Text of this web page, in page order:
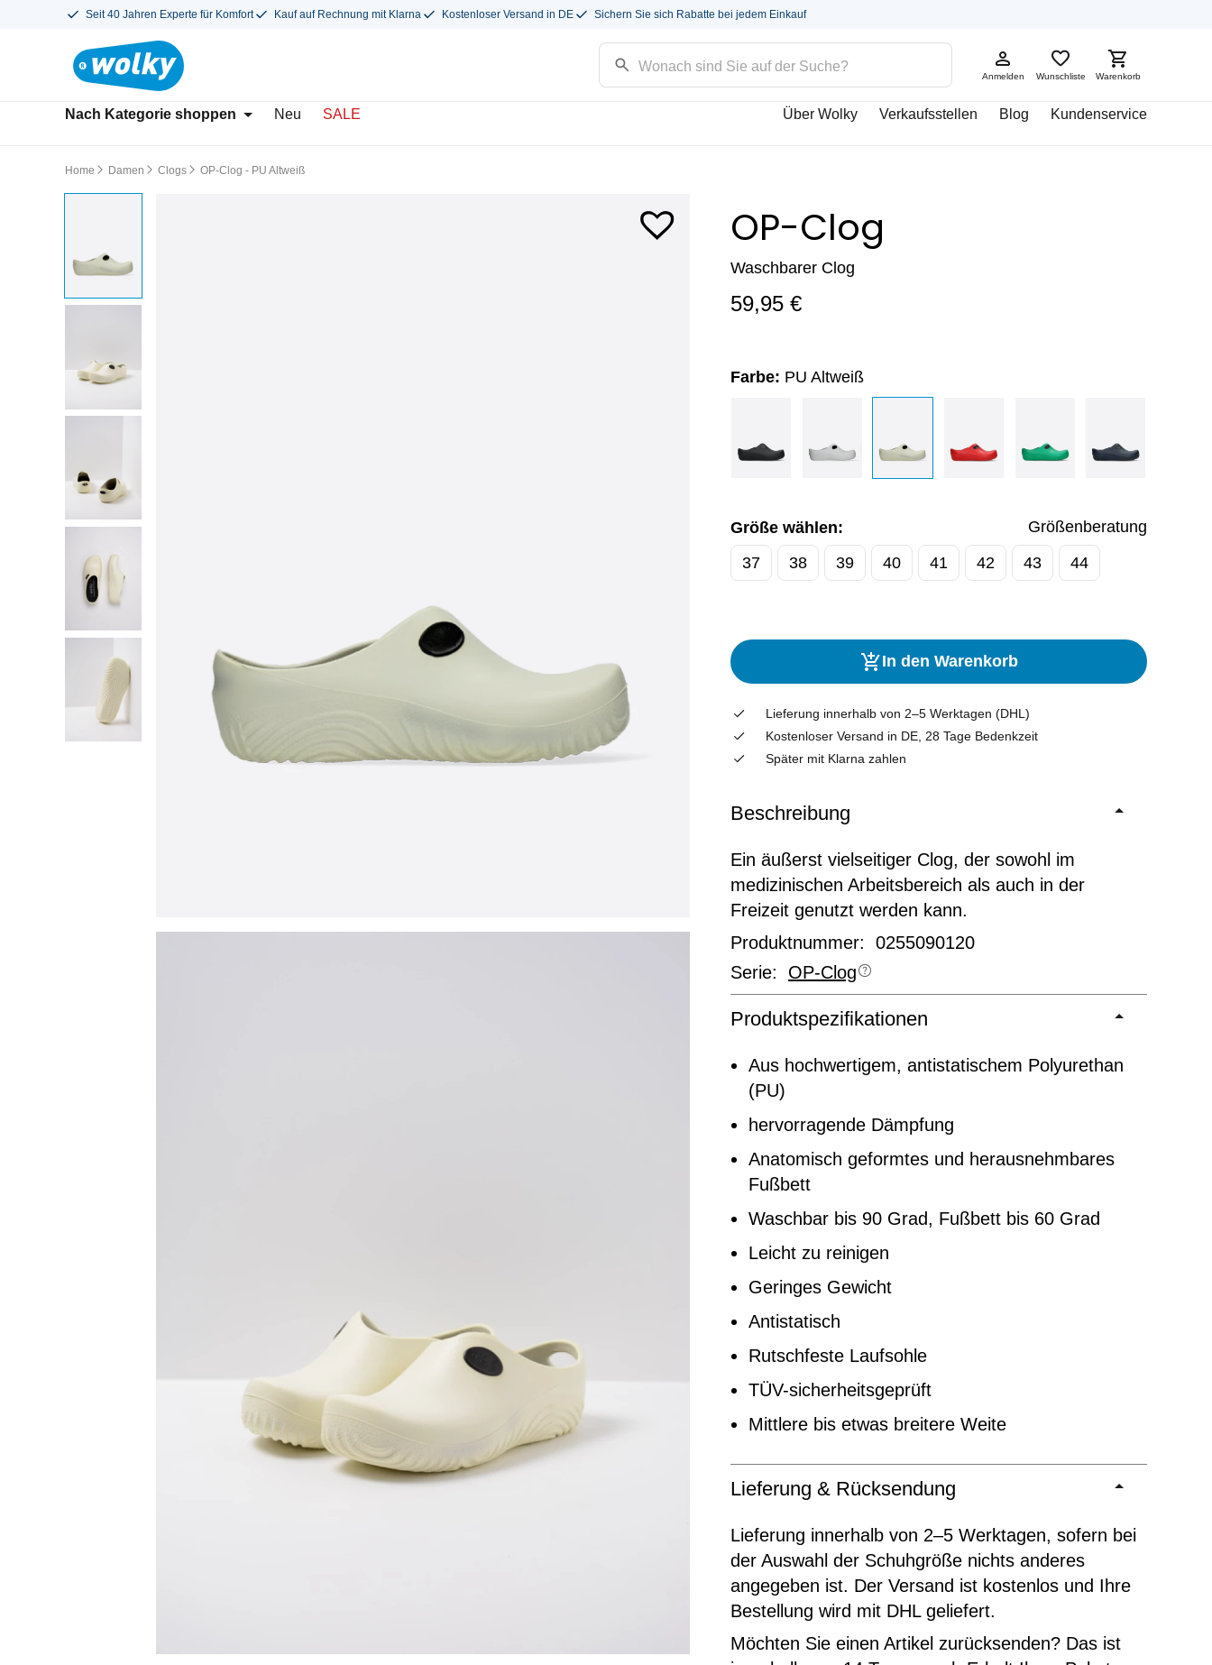
Seit 40 Jahren Experte für Komfort Kauf auf Rechnung mit Klarna Kostenloser Versand in DE Sichern Sie sich Rabatte bei jedem Einkauf
Anmelden Wunschliste Warenkorb
Nach Kategorie shoppen Neu SALE Über Wolky Verkaufsstellen Blog Kundenservice
Home Damen Clogs OP-Clog - PU Altweiß
OP-Clog
Waschbarer Clog
59,95 €
Farbe: PU Altweiß
Größe wählen:
Größenberatung
37
38 39 40 41 42 43 44
In den Warenkorb
Lieferung innerhalb von 2–5 Werktagen (DHL)
Kostenloser Versand in DE, 28 Tage Bedenkzeit
Später mit Klarna zahlen
Beschreibung
Ein äußerst vielseitiger Clog, der sowohl im
medizinischen Arbeitsbereich als auch in der
Freizeit genutzt werden kann.
Produktnummer: 0255090120
Serie: OP-Clog
Produktspezifikationen
Aus hochwertigem, antistatischem Polyurethan
(PU)
hervorragende Dämpfung
Anatomisch geformtes und herausnehmbares
Fußbett
Waschbar bis 90 Grad, Fußbett bis 60 Grad
Leicht zu reinigen
Geringes Gewicht
Antistatisch
Rutschfeste Laufsohle
TÜV-sicherheitsgeprüft
Mittlere bis etwas breitere Weite
Lieferung & Rücksendung
Lieferung innerhalb von 2–5 Werktagen, sofern bei
der Auswahl der Schuhgröße nichts anderes
angegeben ist. Der Versand ist kostenlos und Ihre
Bestellung wird mit DHL geliefert.
Möchten Sie einen Artikel zurücksenden? Das ist